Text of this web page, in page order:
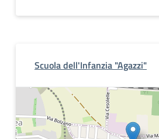
Scuola dell'Infanzia "Agazzi"